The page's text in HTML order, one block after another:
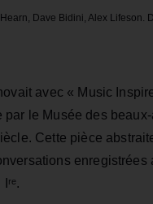
Dave Bidini, Alex Lifeson.
avec « Music
le Musée des
Cette pièce
enregistrées